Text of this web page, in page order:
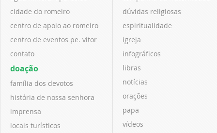
cidade do romeiro
centro de apoio ao romeiro
centro de eventos pe. vitor
contato
doação
família dos devotos
história de nossa senhora
imprensa
locais turísticos
dúvidas religiosas
espiritualidade
igreja
infográficos
libras
notícias
orações
papa
vídeos